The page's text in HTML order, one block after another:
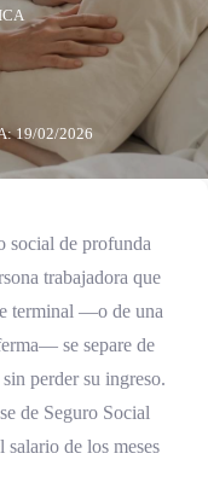
19/02/2026
social de profunda
trabajadora que
terminal —o de una
se separe de
perder su ingreso.
de Seguro Social
de los meses